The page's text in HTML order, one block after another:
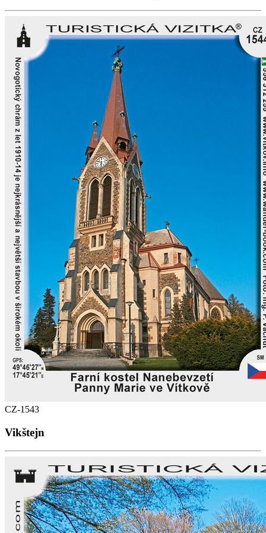
CZ-1543
Vikštejn